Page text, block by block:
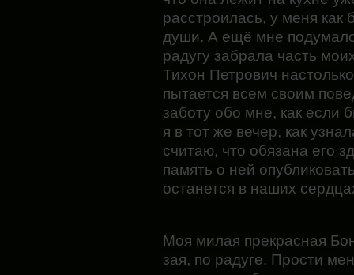
расстроилась, у меня как
души. А ещё мне
радугу забрала часть
Тихон Петрович
пытается всем своим
заботу обо мне, как
я в тот же вечер, как
считаю, что обязана его
память о ней
останется в наших
Моя милая прекрасная
зая, по радуге. Прости